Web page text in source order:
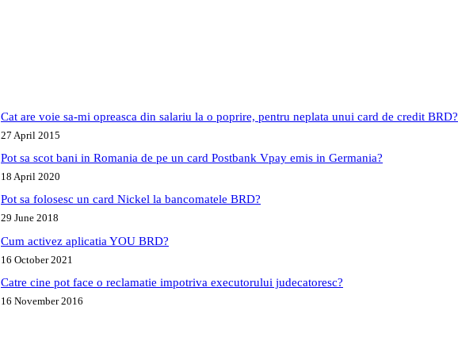
Cat are voie sa-mi opreasca din salariu la o poprire, pentru neplata unui card de credit BRD?
27 April 2015
Pot sa scot bani in Romania de pe un card Postbank Vpay emis in Germania?
18 April 2020
Pot sa folosesc un card Nickel la bancomatele BRD?
29 June 2018
Cum activez aplicatia YOU BRD?
16 October 2021
Catre cine pot face o reclamatie impotriva executorului judecatoresc?
16 November 2016